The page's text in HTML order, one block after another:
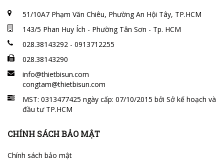
51/10A7 Phạm Văn Chiêu, Phường An Hội Tây, TP.HCM
143/5 Phan Huy Ích - Phường Tân Sơn - Tp. HCM
028.38143292 - 0913712255
028.38143290
info@thietbisun.com
congtam@thietbisun.com
MST: 0313477425 ngày cấp: 07/10/2015 bởi Sở kế hoạch và
đầu tư TP.HCM
CHÍNH SÁCH BẢO MẬT
Chính sách bảo mật